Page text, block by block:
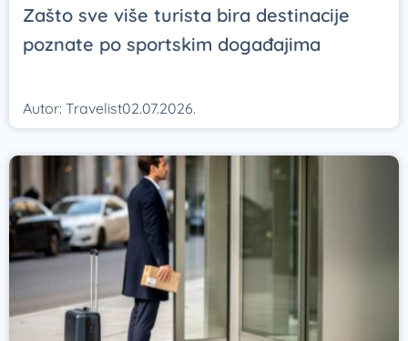
Zašto sve više turista bira destinacije
poznate po sportskim događajima
Autor: Travelist02.07.2026.